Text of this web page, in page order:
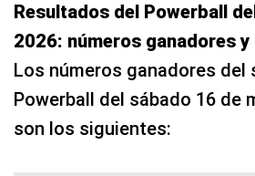
Resultados del Powerball
2026: números ganadores
Los números ganadores del
Powerball del sábado 16 de
son los siguientes: